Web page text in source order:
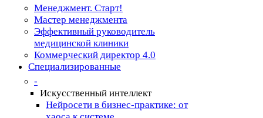
Менеджмент. Старт!
Мастер менеджмента
Эффективный руководитель
медицинской клиники
Коммерческий директор 4.0
Специализированные
-
Искусственный интеллект
Нейросети в бизнес-практике: от